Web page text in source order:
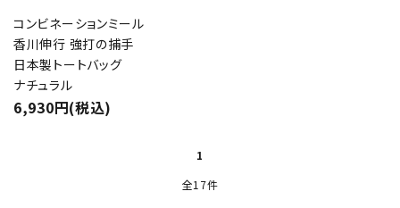
コンビネーションミール
香川伸行 強打の捕手
日本製トートバッグ
ナチュラル
6,930円(税込)
1
全17件